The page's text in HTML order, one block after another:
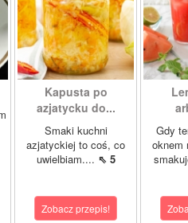
Kapusta po
azjatycku do...
Smaki kuchni
azjatyckiej to coś, co
uwielbiam.... ⇖ 5
Zobacz przepis!
Gdy
oknem